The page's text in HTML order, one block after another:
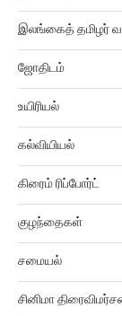
இலங்கைத் தமிழர்
ஜோதிடம்
உயிரியல்
கல்வியியல்
கிரைம் ரிப்போர்ட்
குழந்தைகள்
சமையல்
சினிமா